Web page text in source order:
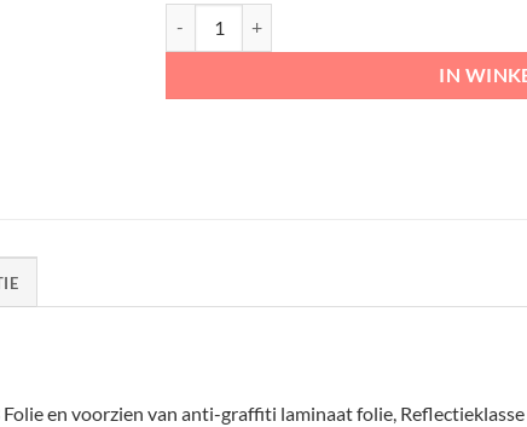
IN
en voorzien van anti-graffiti laminaat folie,